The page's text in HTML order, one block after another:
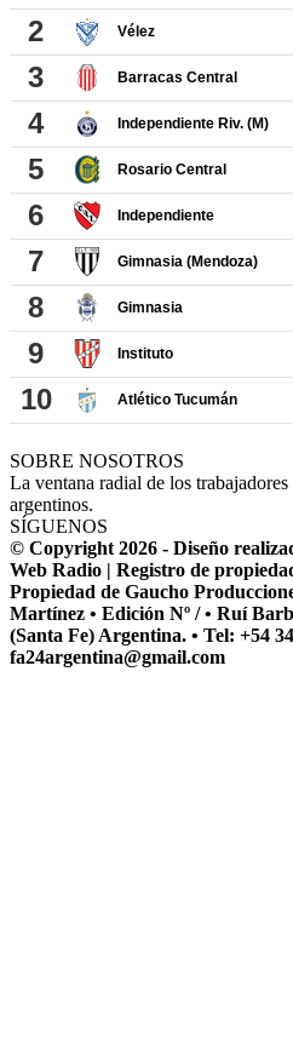
SOBRE NOSOTROS
La ventana radial de los
argentinos.
SÍGUENOS
© Copyright 2026 - Diseño
Web Radio | Registro de
Propiedad de Gaucho
Martínez • Edición Nº / • Ruí
(Santa Fe) Argentina. • Tel: +54
fa24argentina@gmail.com